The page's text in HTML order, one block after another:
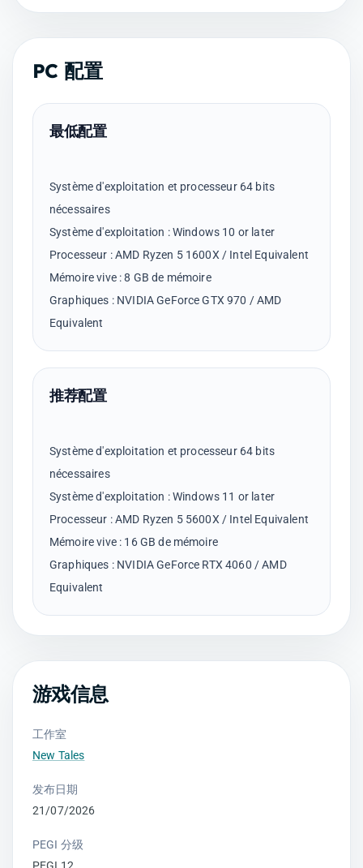
PC 配置
最低配置
Système d'exploitation et processeur 64 bits
nécessaires
Système d'exploitation : Windows 10 or later
Processeur : AMD Ryzen 5 1600X / Intel Equivalent
Mémoire vive : 8 GB de mémoire
Graphiques : NVIDIA GeForce GTX 970 / AMD
推荐配置
Système d'exploitation et processeur 64 bits
nécessaires
Système d'exploitation : Windows 11 or later
Processeur : AMD Ryzen 5 5600X / Intel Equivalent
Mémoire vive : 16 GB de mémoire
Graphiques : NVIDIA GeForce RTX 4060 / AMD
游戏信息
工作室
New Tales
发布日期
21/07/2026
PEGI 分级